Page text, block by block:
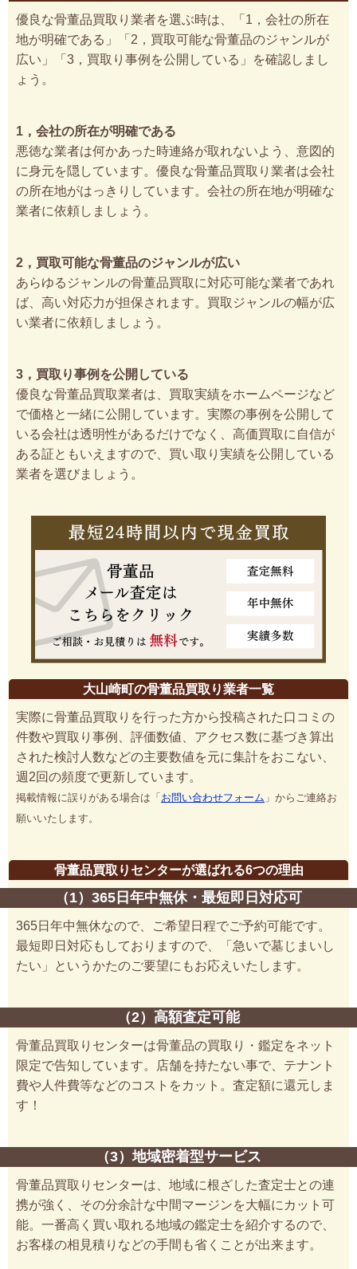
優良な骨董品買取り業者を選ぶ時は、「1，会社の所在
地が明確である」「2，買取可能な骨董品のジャンルが
広い」「3，買取り事例を公開している」を確認しまし
ょう。
1，会社の所在が明確である
悪徳な業者は何かあった時連絡が取れないよう、意図的
に身元を隠しています。優良な骨董品買取り業者は会社
の所在地がはっきりしています。会社の所在地が明確な
業者に依頼しましょう。
2，買取可能な骨董品のジャンルが広い
あらゆるジャンルの骨董品買取に対応可能な業者であれ
ば、高い対応力が担保されます。買取ジャンルの幅が広
い業者に依頼しましょう。
3，買取り事例を公開している
優良な骨董品買取業者は、買取実績をホームページなど
で価格と一緒に公開しています。実際の事例を公開して
いる会社は透明性があるだけでなく、高価買取に自信が
ある証ともいえますので、買い取り実績を公開している
業者を選びましょう。
大山崎町の骨董品買取り業者一覧
実際に骨董品買取りを行った方から投稿された口コミの
件数や買取り事例、評価数値、アクセス数に基づき算出
された検討人数などの主要数値を元に集計をおこない、
週2回の頻度で更新しています。
掲載情報に誤りがある場合は「 お問い合わせフォーム 」からご連絡お
願いいたします。
骨董品買取りセンターが選ばれる6つの理由
（1）365日年中無休・最短即日対応可
365日年中無休なので、ご希望日程でご予約可能です。
最短即日対応もしておりますので、「急いで墓じまいし
たい」というかたのご要望にもお応えいたします。
（2）高額査定可能
骨董品買取りセンターは骨董品の買取り・鑑定をネット
限定で告知しています。店舗を持たない事で、テナント
費や人件費等などのコストをカット。査定額に還元しま
す！
（3）地域密着型サービス
骨董品買取りセンターは、地域に根ざした査定士との連
携が強く、その分余計な中間マージンを大幅にカット可
能。一番高く買い取れる地域の鑑定士を紹介するので、
お客様の相見積りなどの手間も省くことが出来ます。